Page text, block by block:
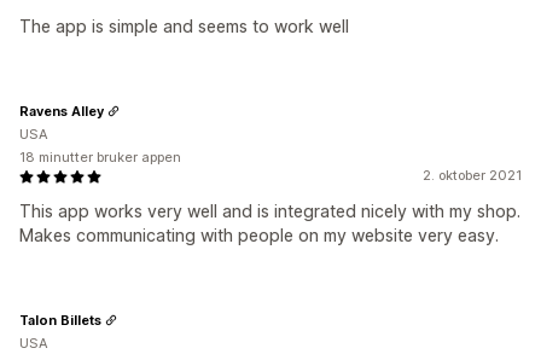
The app is simple and seems to work well
2. oktober 2021
This app works very well and is integrated nicely with my shop.
Makes communicating with people on my website very easy.
Ravens Alley
USA
18 minutter bruker appen
Talon Billets
USA